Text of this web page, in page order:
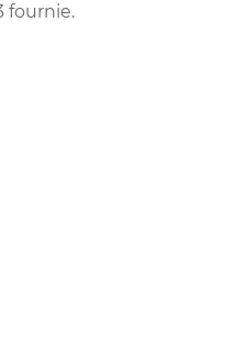
fournie.